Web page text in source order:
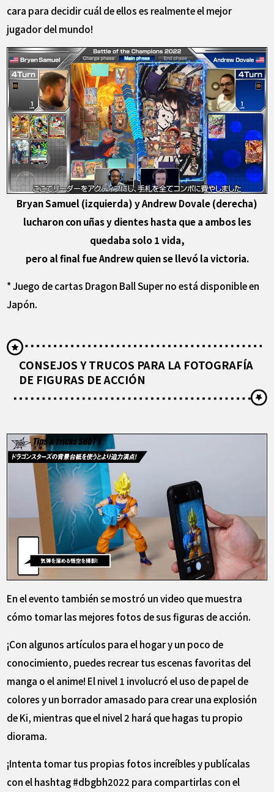
cara para decidir cuál de ellos es realmente el mejor
jugador del mundo!
Bryan Samuel (izquierda) y Andrew Dovale (derecha)
lucharon con uñas y dientes hasta que a ambos les
quedaba solo 1 vida,
pero al final fue Andrew quien se llevó la victoria.
* Juego de cartas Dragon Ball Super no está disponible en
Japón.
CONSEJOS Y TRUCOS PARA LA FOTOGRAFÍA
DE FIGURAS DE ACCIÓN
En el evento también se mostró un video que muestra
cómo tomar las mejores fotos de sus figuras de acción.
¡Con algunos artículos para el hogar y un poco de
conocimiento, puedes recrear tus escenas favoritas del
manga o el anime! El nivel 1 involucró el uso de papel de
colores y un borrador amasado para crear una explosión
de Ki, mientras que el nivel 2 hará que hagas tu propio
diorama.
¡Intenta tomar tus propias fotos increíbles y publícalas
con el hashtag #dbgbh2022 para compartirlas con el